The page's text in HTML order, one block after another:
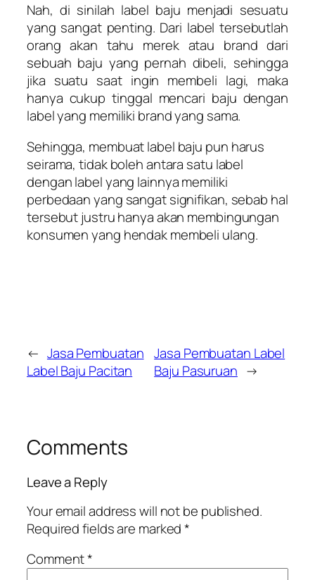
Nah, di sinilah label baju menjadi sesuatu
yang sangat penting. Dari label tersebutlah
orang akan tahu merek atau brand dari
sebuah baju yang pernah dibeli, sehingga
jika suatu saat ingin membeli lagi, maka
hanya cukup tinggal mencari baju dengan
label yang memiliki brand yang sama.
Sehingga, membuat label baju pun harus
seirama, tidak boleh antara satu label
dengan label yang lainnya memiliki
perbedaan yang sangat signifikan, sebab hal
tersebut justru hanya akan membingungan
konsumen yang hendak membeli ulang.
← Jasa Pembuatan
Label Baju Pacitan
Jasa Pembuatan Label
Baju Pasuruan →
Comments
Leave a Reply
Your email address will not be published.
Required fields are marked*
Comment*